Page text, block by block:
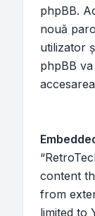
phpBB.
nouă
utilizator
phpBB
content
from
limited to